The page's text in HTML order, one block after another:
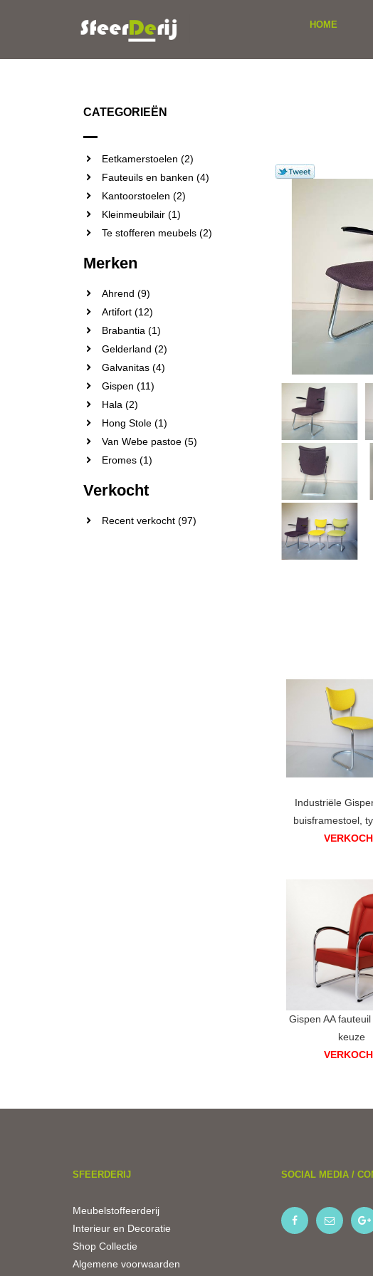
HOME
CATEGORIEËN
Eetkamerstoelen (2)
Fauteuils en banken (4)
Kantoorstoelen (2)
Kleinmeubilair (1)
Te stofferen meubels (2)
Merken
Ahrend (9)
Artifort (12)
Brabantia (1)
Gelderland (2)
Galvanitas (4)
Gispen (11)
Hala (2)
Hong Stole (1)
Van Webe pastoe (5)
Eromes (1)
Verkocht
Recent verkocht (97)
Industriële
buisframestoel,
Gispen AA
keuze
SFEERDERIJ
Meubelstoffeerderij
Interieur en Decoratie
Shop Collectie
Algemene voorwaarden
SOCIAL MEDIA /